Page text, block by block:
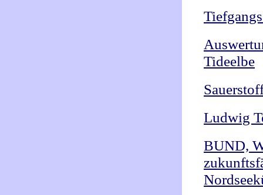
Tideelbe
Ludwig
BUND,